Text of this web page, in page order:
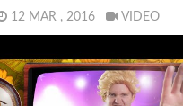
12 MAR , 2016 VIDEO